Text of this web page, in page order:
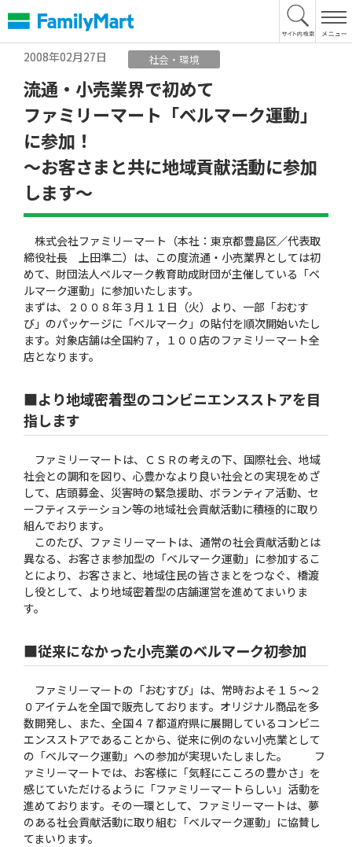
文
へ
2008年02月27日
社会・環境
流通・小売業界で初めて
ファミリーマート「ベルマーク運動」
に参加！
〜お客さまと共に地域貢献活動に参加
します〜
株式会社ファミリーマート（本社：東京都豊島区／代表取
締役社長 上田準二）は、この度流通・小売業界としては初
めて、財団法人ベルマーク教育助成財団が主催している「ベ
ルマーク運動」に参加いたします。
まずは、２００８年３月１１日（火）より、一部「おむす
び」のパッケージに「ベルマーク」の貼付を順次開始いたし
ます。対象店舗は全国約７，１００店のファミリーマート全
店となります。
■より地域密着型のコンビニエンスストアを目
指します
ファミリーマートは、ＣＳＲの考えの下、国際社会、地域
社会との調和を図り、心豊かなより良い社会との実現をめざ
して、店頭募金、災害時の緊急援助、ボランティア活動、セ
ーフティステーション等の地域社会貢献活動に積極的に取り
組んでおります。
このたび、ファミリーマートは、通常の社会貢献活動とは
異なる、お客さま参加型の「ベルマーク運動」に参加するこ
とにより、お客さまと、地域住民の皆さまとをつなぐ、橋渡
し役として、より地域密着型の店舗運営を進めてまいりま
す。
■従来になかった小売業のベルマーク初参加
ファミリーマートの「おむすび」は、常時およそ１５〜２
０アイテムを全国で販売しております。オリジナル商品を多
数開発し、また、全国４７都道府県に展開しているコンビニ
エンスストアであることから、従来に例のない小売業として
の「ベルマーク運動」への参加が実現いたしました。 フ
ァミリーマートでは、お客様に「気軽にこころの豊かさ」を
感じていただけるように「ファミリーマートらしい」活動を
進めております。その一環として、ファミリーマートは、夢
のある社会貢献活動に取り組む「ベルマーク運動」に協賛し
てまいります。